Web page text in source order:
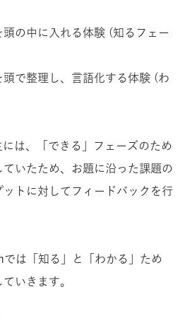
の中に入れる体験 (知るフェー
頭で整理し、言語化する体験 (わ
は、「できる」フェーズのため
いたため、お題に沿った課題の
トに対してフィードバックを行
は「知る」と「わかる」ため
いきます。